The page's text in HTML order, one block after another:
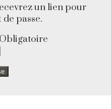
un lien pour
passe.
Obligatoire